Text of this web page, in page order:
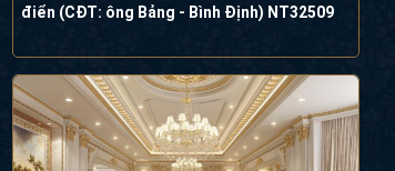
điển (CĐT: ông Bảng - Bình Định) NT32509